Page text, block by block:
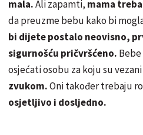
mala.Ali zapamti, mama
da preuzme bebu kako bi
bi dijete postalo neovisno,
sigurnošću pričvršćeno.
osjećati osobu za koju su
zvukom.Oni također trebaju
osjetljivo i dosljedno.